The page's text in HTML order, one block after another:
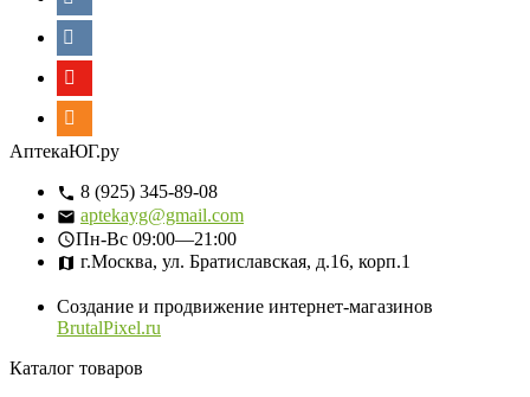
АптекаЮГ.ру
8 (925) 345-89-08
aptekayg@gmail.com
Пн-Вс 09:00—21:00
г.Москва, ул. Братиславская, д.16, корп.1
Создание и продвижение интернет-магазинов
BrutalPixel.ru
Каталог товаров